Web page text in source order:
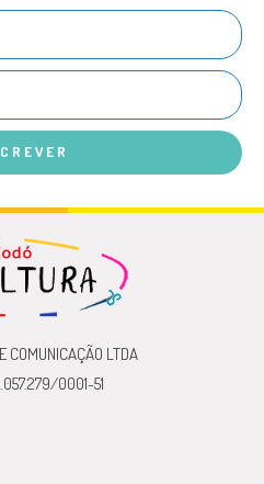
COMUNICAÇÃO LTDA
0001-51